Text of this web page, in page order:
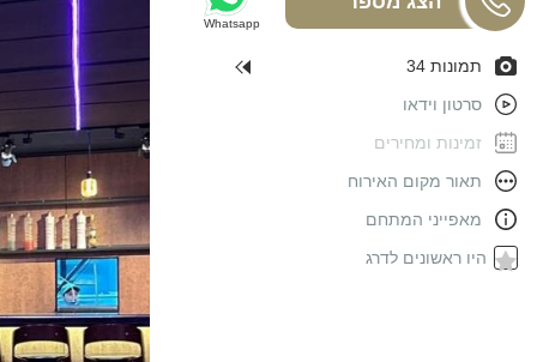
Whatsapp
תמונות 34
סרטון וידאו
זמינות ומחירים
תאור מקום האירוח
מאפייני המתחם
היו ראשונים לדרג